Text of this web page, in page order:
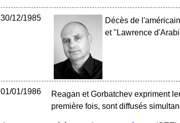
30/12/1985 Décès de
et "Lawrence
01/01/1986
Reagan et Gorbatchev expriment
première fois, sont diffusés